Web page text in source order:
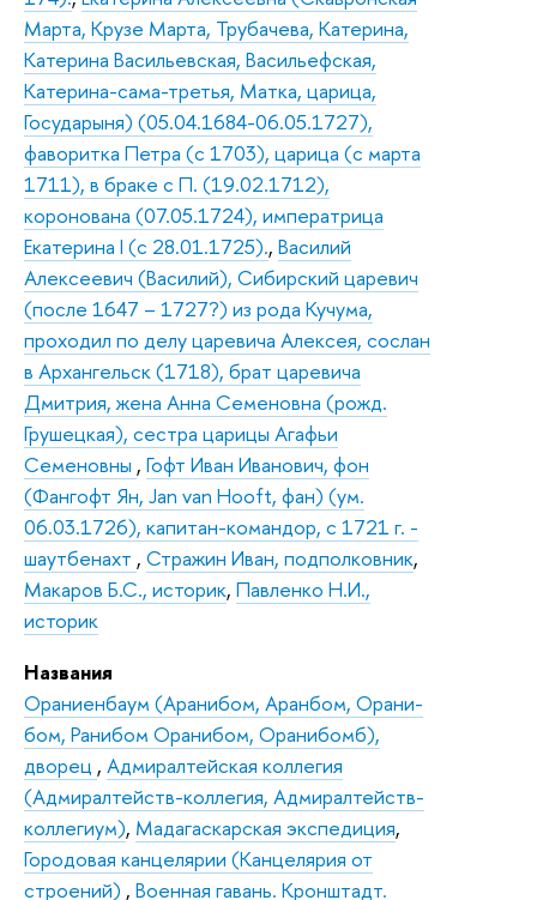
Марта, Крузе Марта, Трубачева, Катерина,
Катерина Васильевская, Васильефская,
Катерина-сама-третья, Матка, царица,
Государыня) (05.04.1684-06.05.1727),
фаворитка Петра (с 1703), царица (с марта
1711), в браке с П. (19.02.1712),
коронована (07.05.1724), императрица
Екатерина I (с 28.01.1725)., Василий
Алексеевич (Василий), Сибирский царевич
(после 1647 – 1727?) из рода Кучума,
проходил по делу царевича Алексея, сослан
в Архангельск (1718), брат царевича
Дмитрия, жена Анна Семеновна (рожд.
Грушецкая), сестра царицы Агафьи
Семеновны , Гофт Иван Иванович, фон
(Фангофт Ян, Jan van Hooft, фан) (ум.
06.03.1726), капитан-командор, с 1721 г. -
шаутбенахт , Стражин Иван, подполковник,
Макаров Б.С., историк, Павленко Н.И.,
историк
Названия
Ораниенбаум (Аранибом, Аранбом, Орани-
бом, Ранибом Оранибом, Оранибомб),
дворец , Адмиралтейская коллегия
(Адмиралтейств-коллегия, Адмиралтейств-
коллегиум), Мадагаскарская экспедиция,
Городовая канцелярии (Канцелярия от
строений) , Военная гавань. Кронштадт.